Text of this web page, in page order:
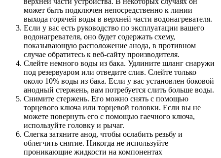
может быть подключен непосредственно к линии
выхода горячей воды в верхней части водонагревателя.
Если у вас есть руководство по эксплуатации вашего
водонагревателя, оно будет содержать схему,
показывающую расположение анода, в противном
случае обратитесь к веб-сайту производителя.
Слейте немного воды из бака. Удлините шланг снаружи
под резервуаром или отведите слив. Слейте только
около 10% воды из бака. Если у вас установлен боковой
анодный стержень, вам потребуется слить больше воды.
Снимите стержень. Его можно снять с помощью
торцевого ключа или торцевой головки. Если вы не
можете повернуть его с помощью гаечного ключа,
используйте головку и рычаг.
Слегка затяните анод, чтобы ослабить резьбу и
облегчить снятие. Никогда не используйте
проникающие жидкости на компонентах